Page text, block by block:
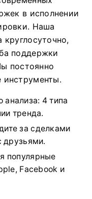
в исполнении
Наша
поддержки
постоянно
инструменты.
анализа: 4 типа
тренда.
за сделками
друзьями.
популярные
Facebook и